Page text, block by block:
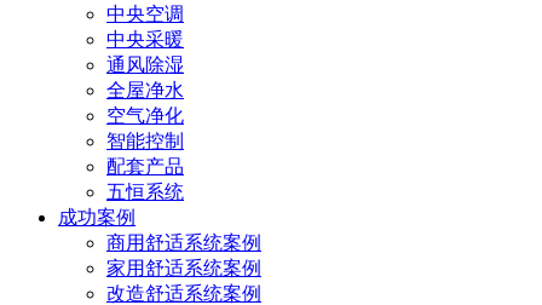
中央空调
中央采暖
通风除湿
全屋净水
空气净化
智能控制
配套产品
五恒系统
成功案例
商用舒适系统案例
家用舒适系统案例
改造舒适系统案例